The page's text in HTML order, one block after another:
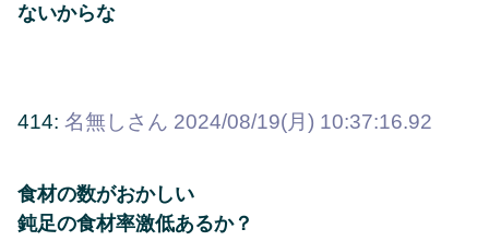
ないからな
414: 名無しさん 2024/08/19(月) 10:37:16.92
食材の数がおかしい
鈍足の食材率激低あるか？